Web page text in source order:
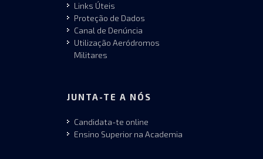
Links Úteis
Proteção de Dados
Canal de Denúncia
Utilização Aeródromos
Militares
JUNTA-TE A NÓS
Candidata-te online
Ensino Superior na Academia